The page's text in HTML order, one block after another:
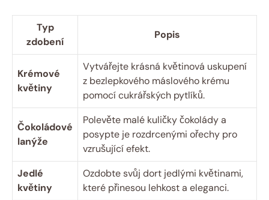
Typ
zdobení
Popis
Krémové
květiny
Vytvářejte krásná květinová uskupení
z bezlepkového máslového krému
pomocí cukrářských pytlíků.
Čokoládové
lanýže
Polevěte malé kuličky čokolády a
posypte je rozdrcenými ořechy pro
vzrušující efekt.
Jedlé
květiny
Ozdobte svůj dort jedlými květinami,
které přinesou lehkost a eleganci.